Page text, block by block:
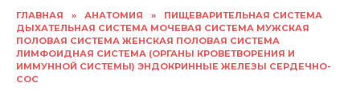
ГЛАВНАЯ » АНАТОМИЯ »
ПИЩЕВАРИТЕЛЬНАЯ СИСТЕМА
ДЫХАТЕЛЬНАЯ СИСТЕМА МОЧЕВАЯ СИСТЕМА МУЖСКАЯ
ПОЛОВАЯ СИСТЕМА ЖЕНСКАЯ ПОЛОВАЯ СИСТЕМА
ЛИМФОИДНАЯ СИСТЕМА (ОРГАНЫ КРОВЕТВОРЕНИЯ И
ИММУННОЙ СИСТЕМЫ) ЭНДОКРИННЫЕ ЖЕЛЕЗЫ СЕРДЕЧНО-
СОС